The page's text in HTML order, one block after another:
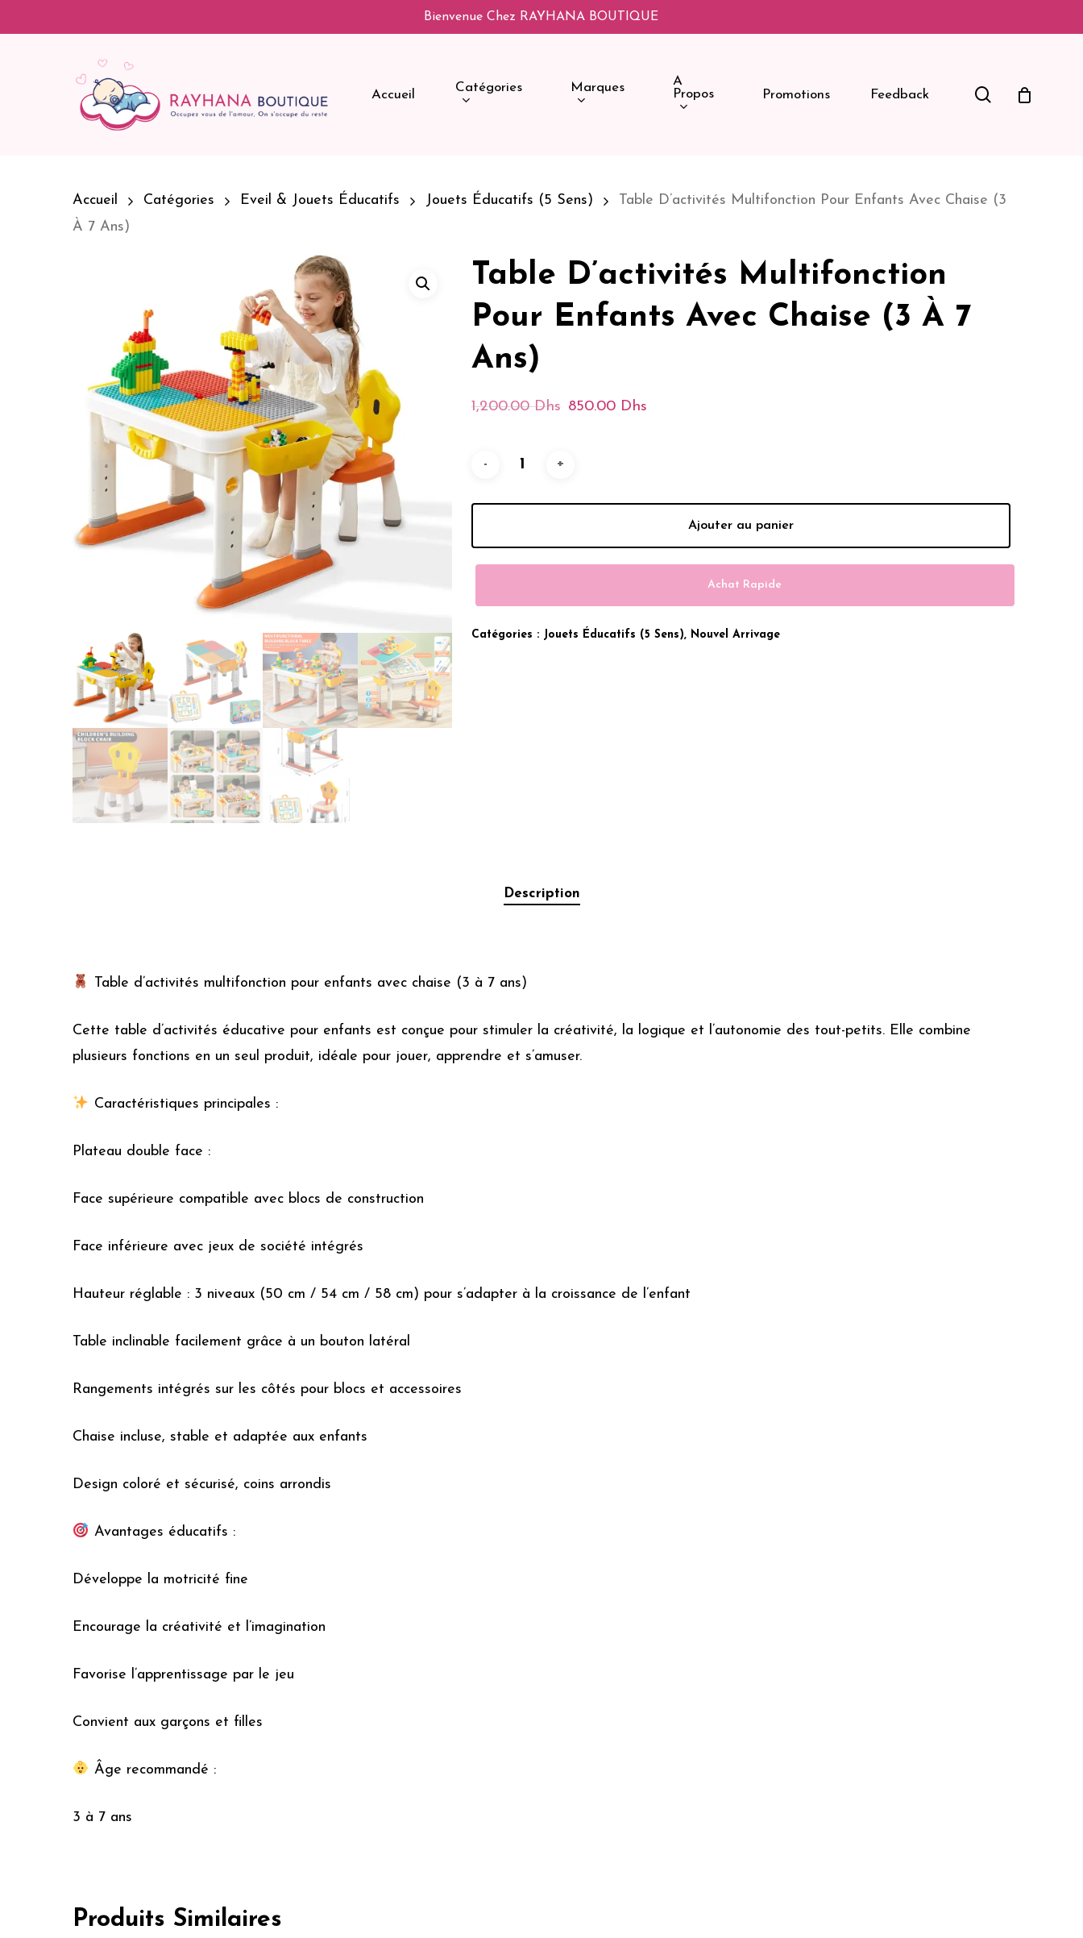
To
Bienvenue Chez RAYHANA BOUTIQUE
Accueil Catégories Marques
A
Propos
Promotions Feedback Search
Accueil Catégories Eveil & Jouets Éducatifs Jouets Éducatifs (5 Sens)
Table D’activités Multifonction Pour Enfants Avec Chaise (3
À 7 Ans)
Table D’activités Multifonction
Pour Enfants Avec Chaise (3 À 7
Ans)
1,200.00Dhs Le
1,200.00 Dhs.
850.00 DhsLe
850.00 Dhs.
Ajouter au panier
Achat Rapide
Catégories : Jouets Éducatifs (5 Sens), Nouvel Arrivage
Description
Table d’activités multifonction pour enfants avec chaise (3 à 7 ans)
Cette table d’activités éducative pour enfants est conçue pour stimuler la créativité, la logique et l’autonomie des tout-petits. Elle combine
plusieurs fonctions en un seul produit, idéale pour jouer, apprendre et s’amuser.
Caractéristiques principales :
Plateau double face :
Face supérieure compatible avec blocs de construction
Face inférieure avec jeux de société intégrés
Hauteur réglable : 3 niveaux (50 cm / 54 cm / 58 cm) pour s’adapter à la croissance de l’enfant
Table inclinable facilement grâce à un bouton latéral
Rangements intégrés sur les côtés pour blocs et accessoires
Chaise incluse, stable et adaptée aux enfants
Design coloré et sécurisé, coins arrondis
Avantages éducatifs :
Développe la motricité fine
Encourage la créativité et l’imagination
Favorise l’apprentissage par le jeu
Convient aux garçons et filles
Âge recommandé :
3 à 7 ans
Produits Similaires